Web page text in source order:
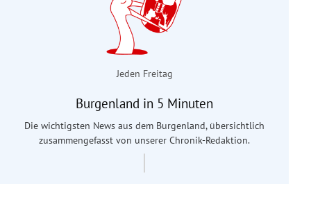
Jeden Freitag
Burgenland in 5 Minuten
Die wichtigsten News aus dem Burgenland, übersichtlich
zusammengefasst von unserer Chronik-Redaktion.